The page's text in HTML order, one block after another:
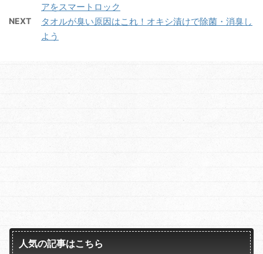
アをスマートロック
NEXT
タオルが臭い原因はこれ！オキシ漬けで除菌・消臭し
よう
人気の記事はこちら